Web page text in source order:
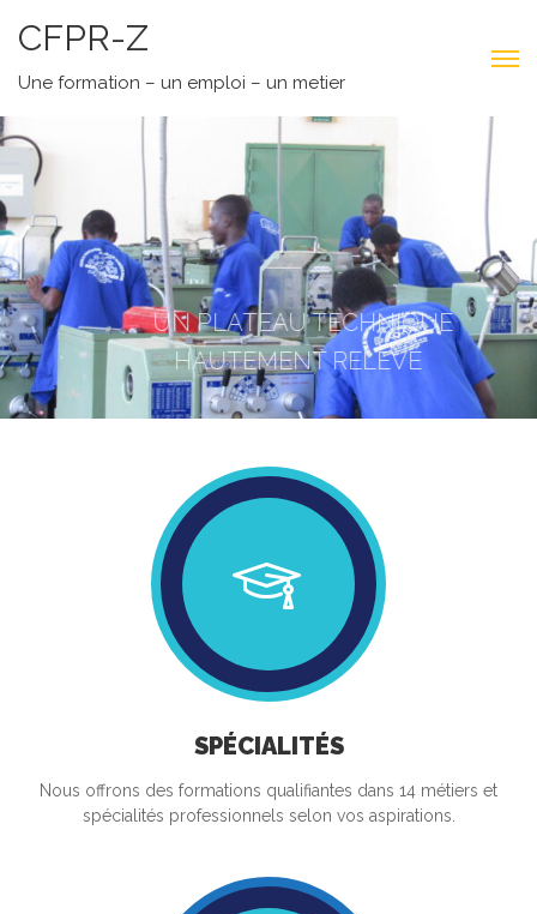
CFPR-Z
Une formation – un emploi – un metier
UN PLATEAU TECHNIQUE
HAUTEMENT RELEVÉ
SPÉCIALITÉS
Nous offrons des formations qualifiantes dans 14 métiers et
spécialités professionnels selon vos aspirations.